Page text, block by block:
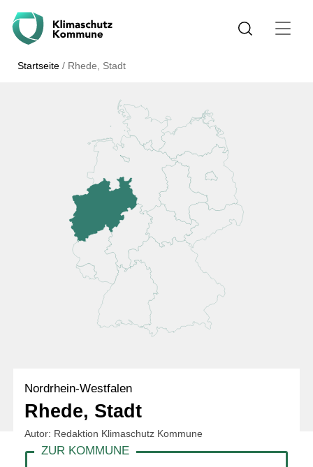
Startseite / Rhede, Stadt
Nordrhein-Westfalen
Rhede, Stadt
Autor: Redaktion Klimaschutz Kommune